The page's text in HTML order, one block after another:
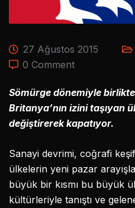
27 Ağustos 2015
0 Comment
Sömürge dönemiyle
Britanya’nın izini taşıyan
değiştirerek kapatıyor.
Sanayi devrimi, coğrafi
ülkelerin yeni pazar
büyük bir kısmı bu büyük
kültürleriyle tanıştı ve